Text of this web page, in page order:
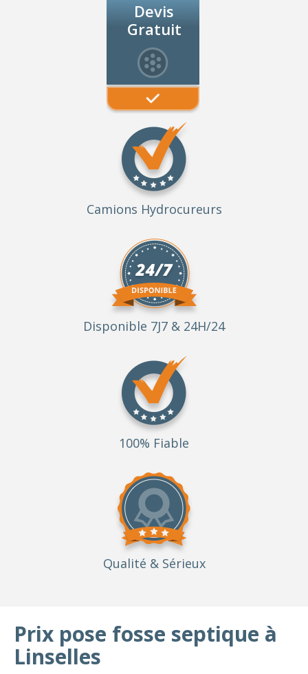
Devis
Gratuit
Camions Hydrocureurs
Disponible 7J7 & 24H/24
100% Fiable
Qualité & Sérieux
Prix pose fosse septique à
Linselles